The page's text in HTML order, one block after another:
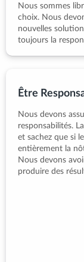
Nous sommes
choix. Nous
nouvelles
toujours la
Être
Nous devons
responsabilités.
et sachez que si
entièrement la
Nous devons
produire des